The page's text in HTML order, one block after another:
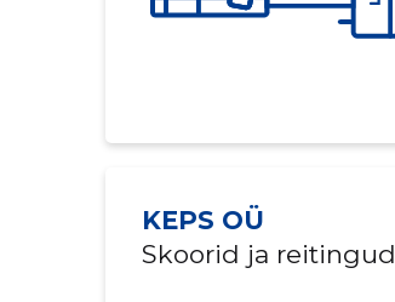
KEPS OÜ
Skoorid ja reitingud